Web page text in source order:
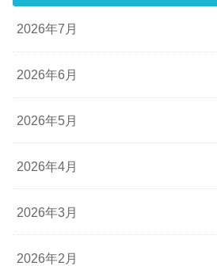
2026年7月
2026年6月
2026年5月
2026年4月
2026年3月
2026年2月